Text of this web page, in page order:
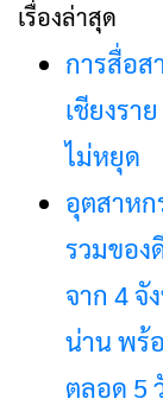
เรื่องล่าสุด
การสื่อ
เชียงรา
ไม่หยุด
อุตสาหก
รวมของ
จาก 4 จั
น่าน พร้
ตลอด 5